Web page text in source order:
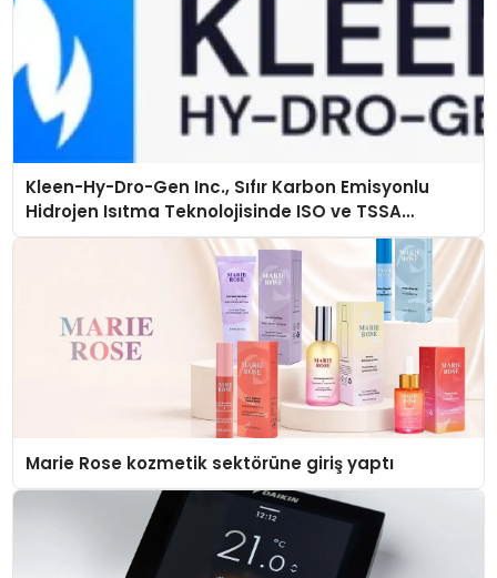
Kleen-Hy-Dro-Gen Inc., Sıfır Karbon Emisyonlu
Hidrojen Isıtma Teknolojisinde ISO ve TSSA
Düzenleyici Onaylarını Aldı
Marie Rose kozmetik sektörüne giriş yaptı